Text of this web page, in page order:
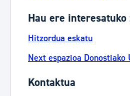
Hau ere interesatuko
Hitzordua eskatu
Next espazioa Donostiako
Kontaktua